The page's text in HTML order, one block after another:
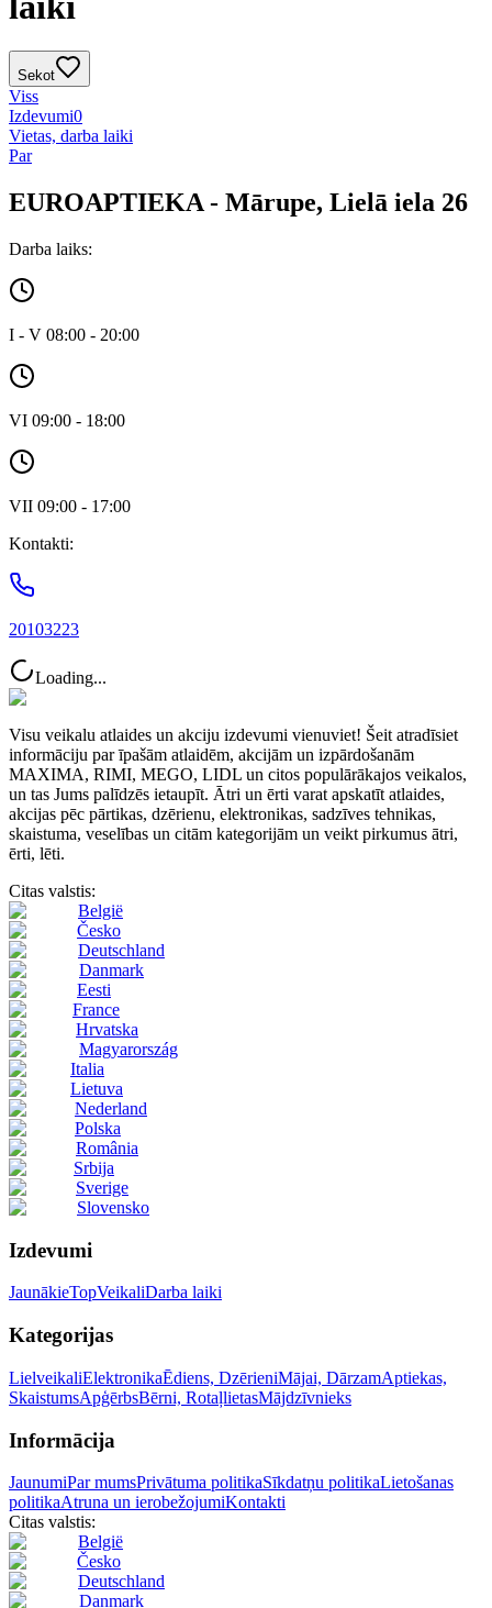
Sekot
Viss
Izdevumi0
Vietas, darba laiki
Par
EUROAPTIEKA - Mārupe, Lielā iela 26
Darba laiks:
I - V 08:00 - 20:00
VI 09:00 - 18:00
VII 09:00 - 17:00
Kontakti:
20103223
Loading...
Visu veikalu atlaides un akciju izdevumi vienuviet! Šeit atradīsiet
informāciju par īpašām atlaidēm, akcijām un izpārdošanām
MAXIMA, RIMI, MEGO, LIDL un citos populārākajos veikalos,
un tas Jums palīdzēs ietaupīt. Ātri un ērti varat apskatīt atlaides,
akcijas pēc pārtikas, dzērienu, elektronikas, sadzīves tehnikas,
skaistuma, veselības un citām kategorijām un veikt pirkumus ātri,
ērti, lēti.
Citas valstis:
België
Česko
Deutschland
Danmark
Eesti
France
Hrvatska
Magyarország
Italia
Lietuva
Nederland
Polska
România
Srbija
Sverige
Slovensko
Izdevumi
JaunākieTopVeikaliDarba laiki
Kategorijas
LielveikaliElektronikaĒdiens, DzērieniMājai, DārzamAptiekas,
SkaistumsApģērbsBērni, RotaļlietasMājdzīvnieks
Informācija
JaunumiPar mumsPrivātuma politikaSīkdatņu politikaLietošanas
politikaAtruna un ierobežojumiKontakti
Citas valstis:
België
Česko
Deutschland
Danmark